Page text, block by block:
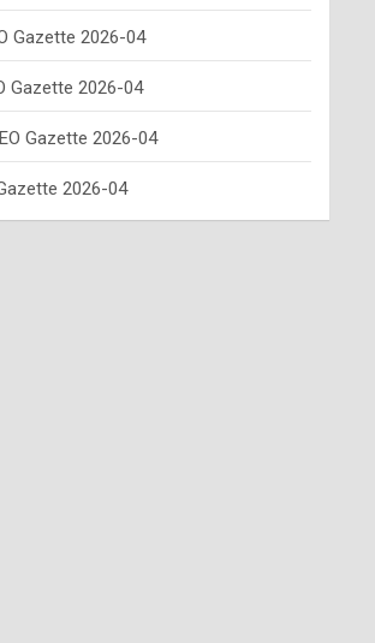
Gazette 2026-04
Gazette 2026-04
Gazette 2026-04
2026-04